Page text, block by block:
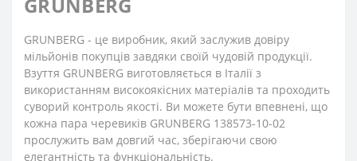
GRUNBERG - це виробник, який заслужив довіру
мільйонів покупців завдяки своїй чудовій продукції.
Взуття GRUNBERG виготовляється в Італії з
використанням високоякісних матеріалів та проходить
суворий контроль якості. Ви можете бути впевнені, що
кожна пара черевиків GRUNBERG 138573-10-02
прослужить вам довгий час, зберігаючи свою
елегантність та функціональність.